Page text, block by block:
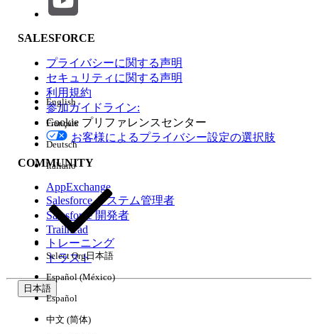
機能の影響
エディション
環境
SALESFORCE
プライバシーに関する声明
セキュリティに関する声明
利用規約
参加ガイドライン:
Cookie プリファレンスセンター
お客様によるプライバシー設定の選択肢
COMMUNITY
AppExchange
Salesforce システム管理者
Salesforce 開発者
Trailhead
トレーニング
トラスト
日本語
English
Français
Deutsch
Italiano
Select Org日本語
Español (México)
Español
中文 (简体)